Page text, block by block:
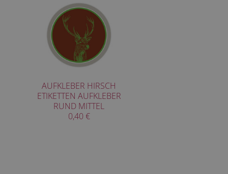
AUFKLEBER HIRSCH
ETIKETTEN AUFKLEBER
RUND MITTEL
0,40 €